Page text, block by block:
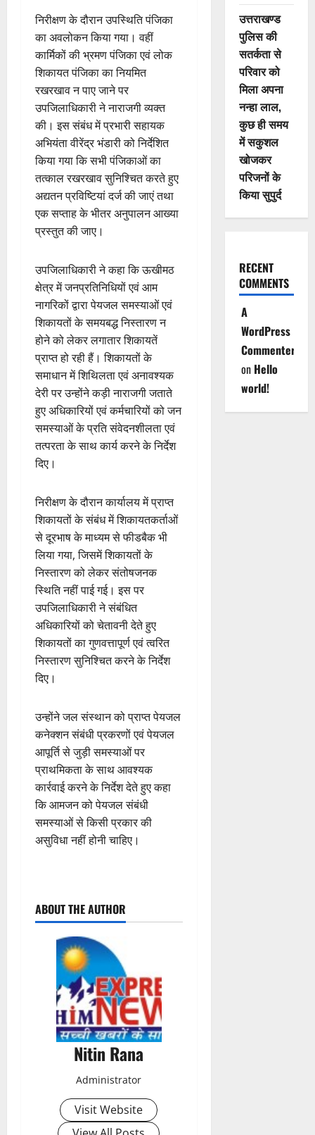
निरीक्षण के दौरान उपस्थिति पंजिका
का अवलोकन किया गया। वहीं
कार्मिकों की भ्रमण पंजिका एवं लोक
शिकायत पंजिका का नियमित
रखरखाव न पाए जाने पर
उपजिलाधिकारी ने नाराजगी व्यक्त
की। इस संबंध में प्रभारी सहायक
अभियंता वीरेंद्र भंडारी को निर्देशित
किया गया कि सभी पंजिकाओं का
तत्काल रखरखाव सुनिश्चित करते हुए
अद्यतन प्रविष्टियां दर्ज की जाएं तथा
एक सप्ताह के भीतर अनुपालन आख्या
प्रस्तुत की जाए।
उपजिलाधिकारी ने कहा कि ऊखीमठ
क्षेत्र में जनप्रतिनिधियों एवं आम
नागरिकों द्वारा पेयजल समस्याओं एवं
शिकायतों के समयबद्ध निस्तारण न
होने को लेकर लगातार शिकायतें
प्राप्त हो रही हैं। शिकायतों के
समाधान में शिथिलता एवं अनावश्यक
देरी पर उन्होंने कड़ी नाराजगी जताते
हुए अधिकारियों एवं कर्मचारियों को जन
समस्याओं के प्रति संवेदनशीलता एवं
तत्परता के साथ कार्य करने के निर्देश
दिए।
निरीक्षण के दौरान कार्यालय में प्राप्त
शिकायतों के संबंध में शिकायतकर्ताओं
से दूरभाष के माध्यम से फीडबैक भी
लिया गया, जिसमें शिकायतों के
निस्तारण को लेकर संतोषजनक
स्थिति नहीं पाई गई। इस पर
उपजिलाधिकारी ने संबंधित
अधिकारियों को चेतावनी देते हुए
शिकायतों का गुणवत्तापूर्ण एवं त्वरित
निस्तारण सुनिश्चित करने के निर्देश
दिए।
उन्होंने जल संस्थान को प्राप्त पेयजल
कनेक्शन संबंधी प्रकरणों एवं पेयजल
आपूर्ति से जुड़ी समस्याओं पर
प्राथमिकता के साथ आवश्यक
कार्रवाई करने के निर्देश देते हुए कहा
कि आमजन को पेयजल संबंधी
समस्याओं से किसी प्रकार की
असुविधा नहीं होनी चाहिए।
o
ABOUT THE AUTHOR
Nitin Rana
Administrator
Visit Website
उत्तराखण्ड
पुलिस की
सतर्कता से
परिवार को
मिला अपना
नन्हा लाल,
कुछ ही समय
में सकुशल
खोजकर
परिजनों के
किया सुपुर्द
RECENT
COMMENTS
A
WordPress
Commenter
on Hello
world!